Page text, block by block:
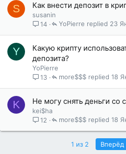
S Как внести депозит в
susanin
14
23
YoPierre
Y
Какую крипту
депозита?
YoPierre
13
18
more$$$
K Не могу снять деньги со
kei$ha
12
18
more$$$
1 из 2 Вперёд